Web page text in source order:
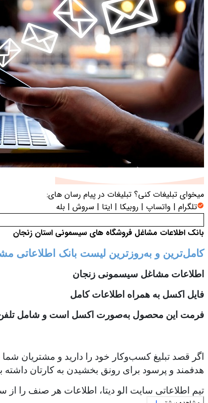
میخوای تبلیغات کنی؟ تبلیغات در پیام رسان های:
تلگرام | واتساپ | روبیکا | ایتا | سروش | بله
بانک اطلاعات مشاغل فروشگاه های سیسمونی استان زنجان
کامل‌ترین و به‌روزترین لیست بانک اطلاعاتی
اطلاعات مشاغل سیسمونی زنجان
فایل اکسل به همراه اطلاعات کامل
فرمت این محصول به‌صورت اکسل است و شامل تلفن
اگر قصد تبلیغ کسب‌وکار خود را دارید و مشتریان شما
هدفمند و پرسود برای رونق بخشیدن به کارتان داشته
تیم اطلاعاتی سایت الو دیتا، اطلاعات هر صنف را